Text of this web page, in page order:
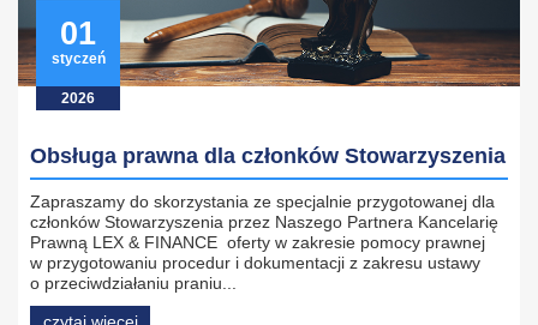
01
styczeń
2026
Obsługa prawna dla członków Stowarzyszenia
Zapraszamy do skorzystania ze specjalnie przygotowanej dla
członków Stowarzyszenia przez Naszego Partnera Kancelarię
Prawną LEX & FINANCE oferty w zakresie pomocy prawnej
w przygotowaniu procedur i dokumentacji z zakresu ustawy
o przeciwdziałaniu praniu...